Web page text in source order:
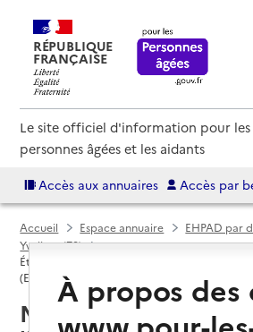
RÉPUBLIQUE
FRANÇAISE
Le site officiel d'information pour les
personnes âgées et les aidants
Accès aux annuaires Accès par
Accueil Espace annuaire
EHPAD par
Yvelines (78)
Établissement d'hébergement pour
(EHPAD)
Montigny-le-
À propos des